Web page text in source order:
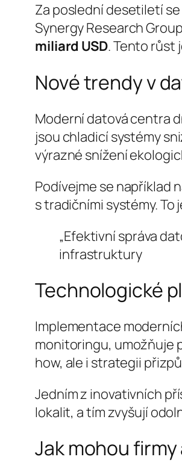
Za poslední desetiletí
Synergy Research
miliard USD. Tento růst
Nové trendy v
Moderní datová centra
jsou chladicí systémy
výrazné snížení
Podívejme se například
s tradičními systémy.
„Efektivní správa
infrastruktury
Technologické
Implementace
monitoringu, umožňuje
how, ale i strategii
Jedním z inovativních
lokalit, a tím zvyšují
Jak mohou